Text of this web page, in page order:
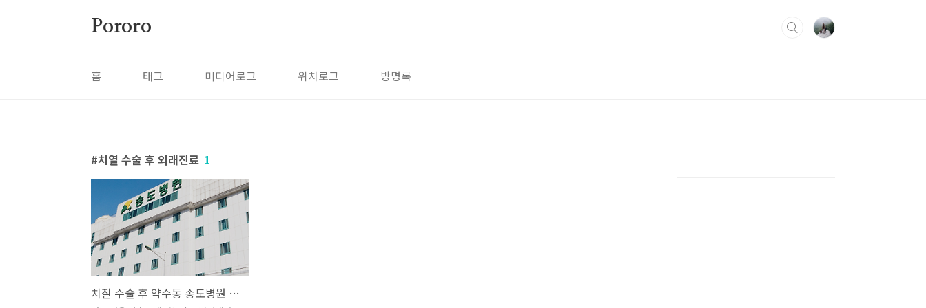
Pororo
홈 태그 미디어로그 위치로그 방명록
치열 수술 후 외래진료 1
치질 수술 후 약수동 송도병원 외래진료 및 바스포 연고 처방